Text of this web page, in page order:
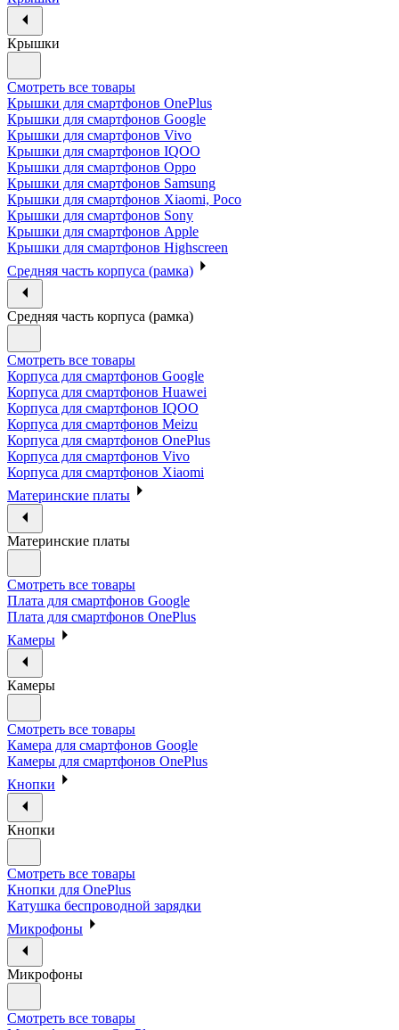
Крышки
Смотреть все товары
Крышки для смартфонов OnePlus
Крышки для смартфонов Google
Крышки для смартфонов Vivo
Крышки для смартфонов IQOO
Крышки для смартфонов Oppo
Крышки для смартфонов Samsung
Крышки для смартфонов Xiaomi, Poco
Крышки для смартфонов Sony
Крышки для смартфонов Apple
Крышки для смартфонов Highscreen
Средняя часть корпуса (рамка)
Средняя часть корпуса (рамка)
Смотреть все товары
Корпуса для смартфонов Google
Корпуса для смартфонов Huawei
Корпуса для смартфонов IQOO
Корпуса для смартфонов Meizu
Корпуса для смартфонов OnePlus
Корпуса для смартфонов Vivo
Корпуса для смартфонов Xiaomi
Материнские платы
Материнские платы
Смотреть все товары
Плата для смартфонов Google
Плата для смартфонов OnePlus
Камеры
Камеры
Смотреть все товары
Камера для смартфонов Google
Камеры для смартфонов OnePlus
Кнопки
Кнопки
Смотреть все товары
Кнопки для OnePlus
Катушка беспроводной зарядки
Микрофоны
Микрофоны
Смотреть все товары